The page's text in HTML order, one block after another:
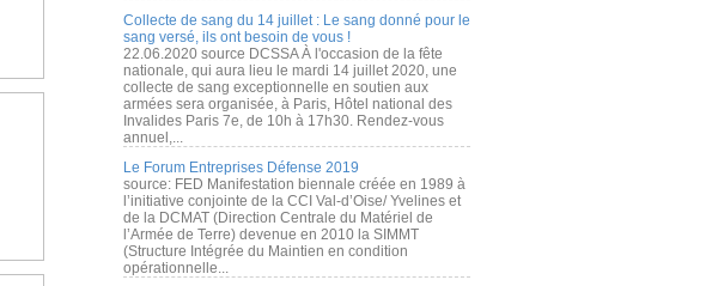
Collecte de sang du 14 juillet : Le sang donné pour le
sang versé, ils ont besoin de vous !
22.06.2020 source DCSSA À l'occasion de la fête
nationale, qui aura lieu le mardi 14 juillet 2020, une
collecte de sang exceptionnelle en soutien aux
armées sera organisée, à Paris, Hôtel national des
Invalides Paris 7e, de 10h à 17h30. Rendez-vous
annuel,...
Le Forum Entreprises Défense 2019
source: FED Manifestation biennale créée en 1989 à
l’initiative conjointe de la CCI Val-d’Oise/ Yvelines et
de la DCMAT (Direction Centrale du Matériel de
l’Armée de Terre) devenue en 2010 la SIMMT
(Structure Intégrée du Maintien en condition
opérationnelle...